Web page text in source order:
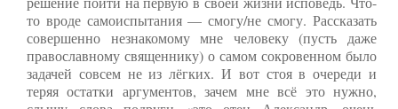
то вроде самоиспытания — смогу/не смогу. Рассказать
совершенно незнакомому мне человеку (пусть даже
православному священнику) о самом сокровенном было
задачей совсем не из лёгких. И вот стоя в очереди и
теряя остатки аргументов, зачем мне всё это нужно,